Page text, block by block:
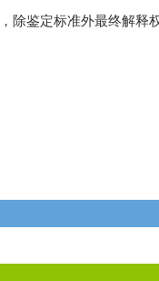
除鉴定标准外最终解释